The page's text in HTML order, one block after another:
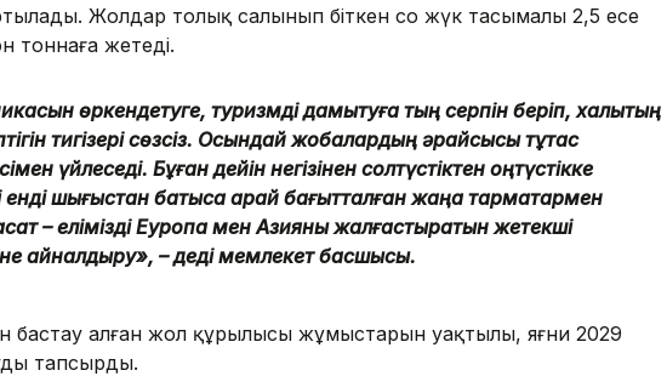
Жолдар толық салынып біткен соң жүк тасымалы 2,5 есе
тоннаға жетеді.
өркендетуге, туризмді дамытуға тың серпін беріп, халықтың
тигізері сөзсіз. Осындай жобалардың әрқайсысы тұтас
үйлеседі. Бұған дейін негізінен солтүстіктен оңтүстікке
енді шығыстан батысқа қарай бағытталған жаңа тармақтармен
– елімізді Еуропа мен Азияны жалғастыратын жетекші
айналдыру», – деді мемлекет басшысы.
бастау алған жол құрылысы жұмыстарын уақтылы, яғни 2029
тапсырды.